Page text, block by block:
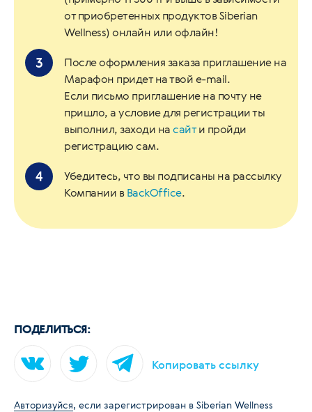
от приобретенных продуктов Siberian
Wellness) онлайн или офлайн!
После оформления заказа приглашение на
Марафон придет на твой e-mail.
Если письмо приглашение на почту не
пришло, а условие для регистрации ты
выполнил, заходи насайти пройди
регистрацию сам.
Убедитесь, что вы подписаны на рассылку
Компании вBackOffice.
ПОДЕЛИТЬСЯ:
Копировать ссылку
Авторизуйся, если зарегистрирован в Siberian Wellness